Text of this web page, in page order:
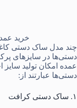
خرید
چند مدل ساک دستی
دستی‌ها در سایزهای
عمده امکان تولید
دستی‌ها عبارتند از:
۱. ساک دستی کرافت